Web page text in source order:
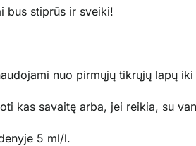
bus stiprūs ir sveiki!
nuo pirmųjų tikrųjų lapų
kas savaitę arba, jei reikia, su
5 ml/l.